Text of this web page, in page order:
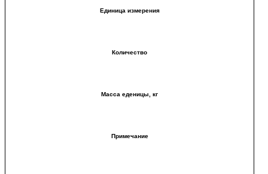
Единица измерения
Количество
Масса еденицы, кг
Примечание